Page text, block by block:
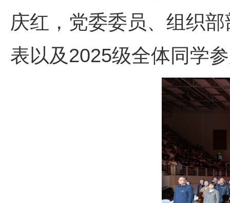
庆红，党委委员、组织
表以及2025级全体同学